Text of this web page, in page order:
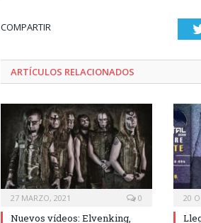
COMPARTIR
ARTÍCULOS RELACIONADOS
27 MARZO, 2021 0
Nuevos vídeos: Elvenking,
20